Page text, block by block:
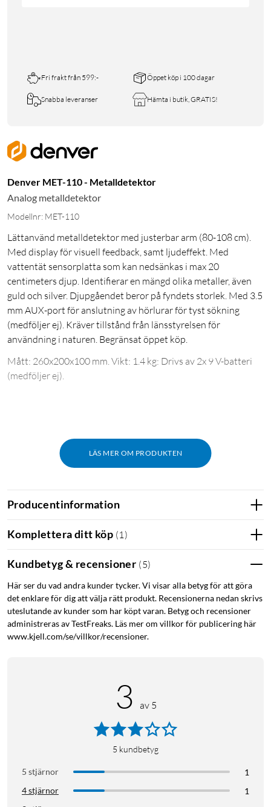
Fri frakt från 599:- Öppet köp i 100 dagar
Snabba leveranser Hämta i butik, GRATIS!
Denver MET-110 - Metalldetektor
Analog metalldetektor
Modellnr: MET-110
Lättanvänd metalldetektor med justerbar arm (80-108 cm).
Med display för visuell feedback, samt ljudeffekt. Med
vattentät sensorplatta som kan nedsänkas i max 20
centimeters djup. Identifierar en mängd olika metaller, även
guld och silver. Djupgåendet beror på fyndets storlek. Med 3.5
mm AUX-port för anslutning av hörlurar för tyst sökning
(medföljer ej). Kräver tillstånd från länsstyrelsen för
användning i naturen. Begränsat öppet köp.
LÄS MER OM PRODUKTEN
Mått: 260x200x100 mm. Vikt: 1.4 kg: Drivs av 2x 9 V-batteri
(medföljer ej).
Producentinformation
Komplettera ditt köp (1)
Kundbetyg & recensioner (5)
Här ser du vad andra kunder tycker. Vi visar alla betyg för att göra
det enklare för dig att välja rätt produkt. Recensionerna nedan skrivs
uteslutande av kunder som har köpt varan. Betyg och recensioner
administreras av TestFreaks. Läs mer om villkor för publicering här
www.kjell.com/se/villkor/recensioner.
3 av 5
5 kundbetyg
5 stjärnor
1
4 stjärnor
1